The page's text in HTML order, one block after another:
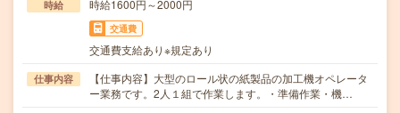
時給 時給1600円～2000円
交通費
交通費支給あり※規定あり
仕事内容
【仕事内容】大型のロール状の紙製品の加工機オペレータ
ー業務です。2人１組で作業します。・準備作業・機…